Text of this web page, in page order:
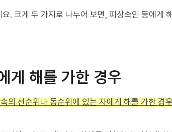
. 크게 두 가지로 나누어 보면, 피상속인 등에게
게 해를 가한 경우
의 선순위나 동순위에 있는 자에게 해를 가한 경우